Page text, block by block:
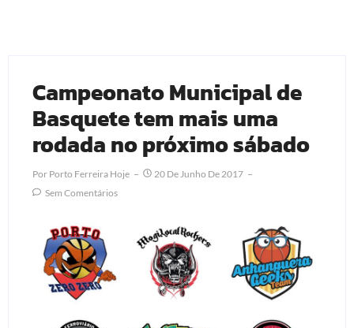
Campeonato Municipal de
Basquete tem mais uma
rodada no próximo sábado
Por Porto Ferreira Hoje
20 De Junho De 2017
Sem Comentários